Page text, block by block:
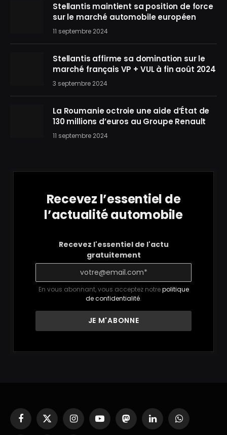
Stellantis maintient sa position de force
sur le marché automobile européen
11 septembre 2024
Stellantis affirme sa domination sur le
marché français VP + VUL à fin août 2024
3 septembre 2024
La Roumanie octroie une aide d’État de
130 millions d’euros au Groupe Renault
11 septembre 2024
Recevez l’essentiel de
l’actualité automobile
Recevez l'essentiel de l'actu
gratuitement
En vous abonnant, vous acceptez notrepolitique
de confidentialité.
Facebook
X
(Twitter)
InstagramYouTubeMastodonLinkedInWhatsApp